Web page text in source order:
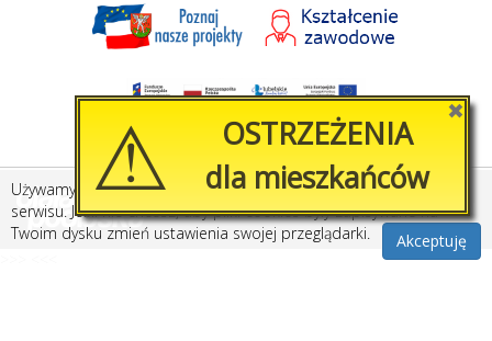
Created byAmistad.pl
Używamy plików cookies, by ułatwić korzystanie z naszego
serwisu. Jeśli nie chcesz, aby pliki cookies były zapisywane na
Twoim dysku zmień ustawienia swojej przeglądarki.
Akceptuję
✖
⚠
OSTRZEŻENIA
dla mieszkańców